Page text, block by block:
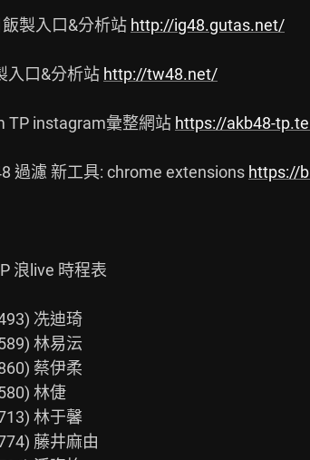
製入口&分析站 http://ig48.gutas.net/
入口&分析站 http://tw48.net/
TP instagram彙整網站 https://akb48-
過濾 新工具: chrome extensions https://
浪live 時程表
冼迪琦
林易沄
蔡伊柔
林倢
林于馨
藤井麻由